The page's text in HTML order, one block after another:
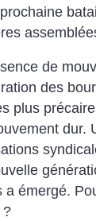
de
des
plus
dur.
a émergé.
?